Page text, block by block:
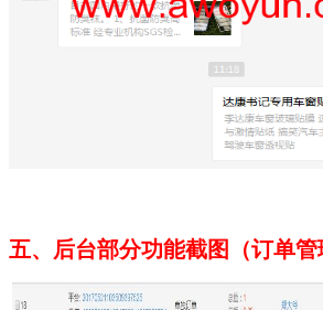
五、后台部分功能截图（订单管